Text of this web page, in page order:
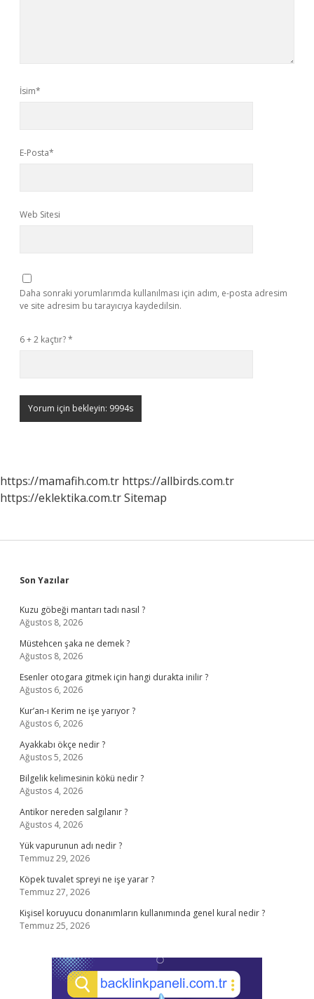
İsim*
E-Posta*
Web Sitesi
Daha sonraki yorumlarımda kullanılması için adım, e-posta adresim
ve site adresim bu tarayıcıya kaydedilsin.
6 + 2 kaçtır?*
https://mamafih.com.tr https://allbirds.com.tr
https://eklektika.com.trSitemap
Sidebar
Son Yazılar
Kuzu göbeği mantarı tadı nasıl ?
Ağustos 8, 2026
Müstehcen şaka ne demek ?
Ağustos 8, 2026
Esenler otogara gitmek için hangi durakta inilir ?
Ağustos 6, 2026
Kur’an-ı Kerim ne işe yarıyor ?
Ağustos 6, 2026
Ayakkabı ökçe nedir ?
Ağustos 5, 2026
Bilgelik kelimesinin kökü nedir ?
Ağustos 4, 2026
Antikor nereden salgılanır ?
Ağustos 4, 2026
Yük vapurunun adı nedir ?
Temmuz 29, 2026
Köpek tuvalet spreyi ne işe yarar ?
Temmuz 27, 2026
Kişisel koruyucu donanımların kullanımında genel kural nedir ?
Temmuz 25, 2026